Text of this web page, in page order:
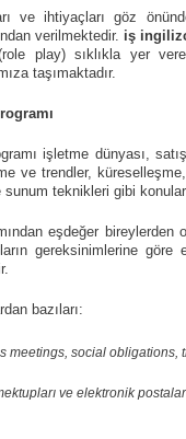
ve ihtiyaçları göz
verilmektedir. iş
play) sıklıkla yer
taşımaktadır.
işletme dünyası,
ve trendler,
teknikleri gibi
eşdeğer
gereksinimlerine göre
bazıları:
meetings, social obligations,
ve elektronik